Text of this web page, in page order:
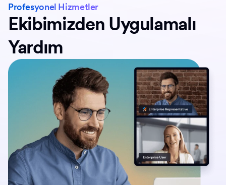
Profesyonel Hizmetler
Ekibimizden Uygulamalı
Yardım